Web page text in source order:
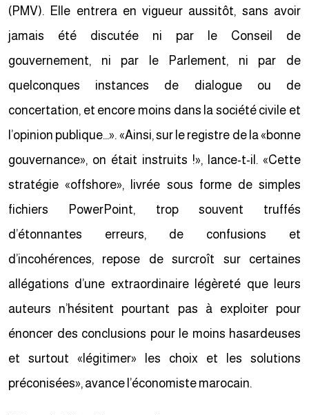
(PMV). Elle entrera en vigueur aussitôt, sans avoir
jamais été discutée ni par le Conseil de
gouvernement, ni par le Parlement, ni par de
quelconques instances de dialogue ou de
concertation, et encore moins dans la société civile et
l’opinion publique…». «Ainsi, sur le registre de la «bonne
gouvernance», on était instruits !», lance-t-il. «Cette
stratégie «offshore», livrée sous forme de simples
fichiers PowerPoint, trop souvent truffés
d’étonnantes erreurs, de confusions et
d’incohérences, repose de surcroît sur certaines
allégations d’une extraordinaire légèreté que leurs
auteurs n’hésitent pourtant pas à exploiter pour
énoncer des conclusions pour le moins hasardeuses
et surtout «légitimer» les choix et les solutions
préconisées», avance l’économiste marocain.